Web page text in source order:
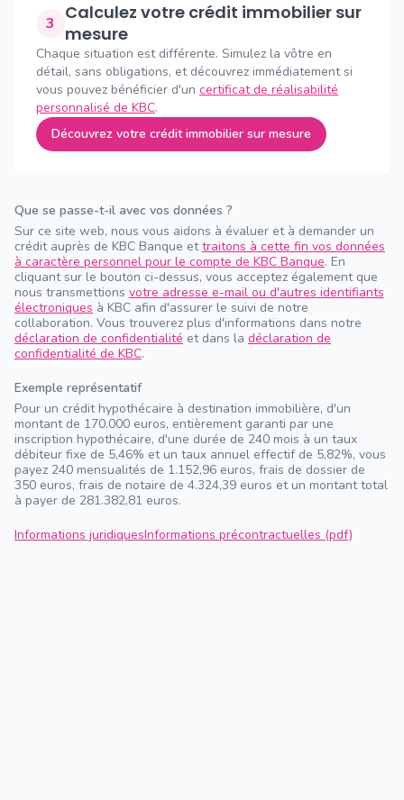
3
Calculez votre crédit immobilier sur
mesure
Chaque situation est différente. Simulez la vôtre en
détail, sans obligations, et découvrez immédiatement si
vous pouvez bénéficier d'un certificat de réalisabilité
personnalisé de KBC.
Découvrez votre crédit immobilier sur mesure
Que se passe-t-il avec vos données ?
Sur ce site web, nous vous aidons à évaluer et à demander un
crédit auprès de KBC Banque ettraitons à cette fin vos données
à caractère personnel pour le compte de KBC Banque. En
cliquant sur le bouton ci-dessus, vous acceptez également que
nous transmettions votre adresse e-mail ou d'autres identifiants
électroniques à KBC afin d'assurer le suivi de notre
collaboration. Vous trouverez plus d'informations dans notre
déclaration de confidentialité et dans la déclaration de
confidentialité de KBC.
Exemple représentatif
Pour un crédit hypothécaire à destination immobilière, d'un
montant de 170.000 euros, entièrement garanti par une
inscription hypothécaire, d'une durée de 240 mois à un taux
débiteur fixe de 5,46% et un taux annuel effectif de 5,82%, vous
payez 240 mensualités de 1.152,96 euros, frais de dossier de
350 euros, frais de notaire de 4.324,39 euros et un montant total
à payer de 281.382,81 euros.
Informations juridiquesInformations précontractuelles (pdf)